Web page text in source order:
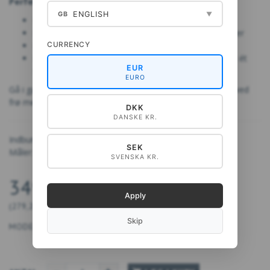
Dyrke flere blomster fra hjemmehøstede frø
Få inspiration til hvilke der er gode at dyrke til buketter
Bidrage til biodiversitet og bæredygtig havepraksis
Få praktisk viden om frøsamling og blomster samlet ét
Gå i gang med din egen blomsterrejse – og oplev magien ved
frø med egne hænder, sanser og hjerte.
Indbundet, 300 sider.
Måler: 26 x 21 cm
349,00 DKK
279,20 DKKU/MOMS)
MODEL/VARENR.: 9788794564243
GB ENGLISH ▼
CURRENCY
EUR
EURO
DKK
DANSKE KR.
SEK
SVENSKA KR.
Apply
Skip